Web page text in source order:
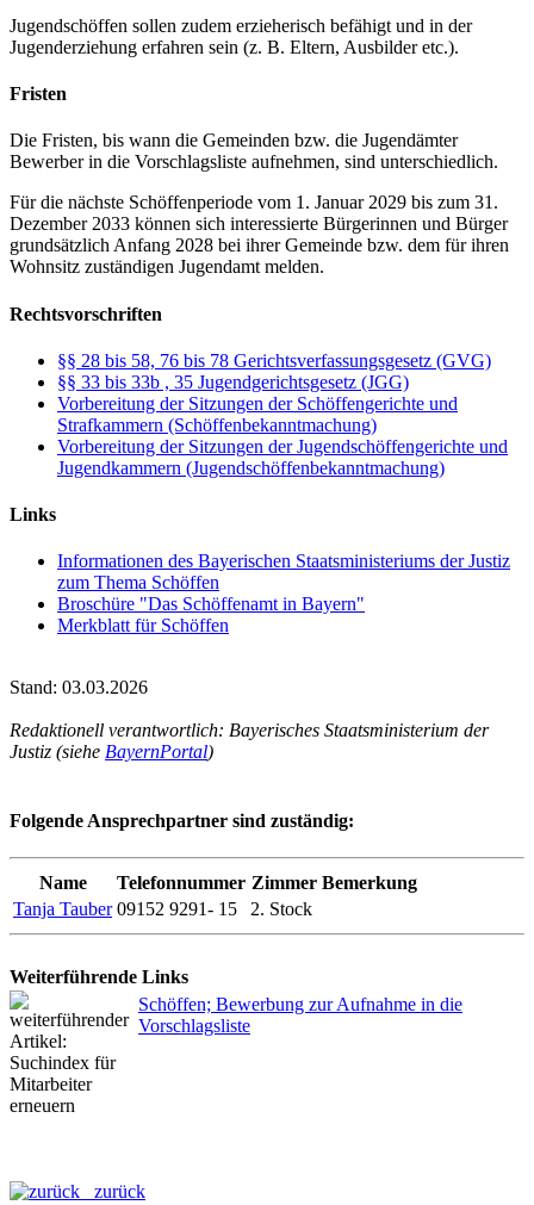
Jugendschöffen sollen zudem erzieherisch befähigt und in der
Jugenderziehung erfahren sein (z. B. Eltern, Ausbilder etc.).
Fristen
Die Fristen, bis wann die Gemeinden bzw. die Jugendämter
Bewerber in die Vorschlagsliste aufnehmen, sind unterschiedlich.
Für die nächste Schöffenperiode vom 1. Januar 2029 bis zum 31.
Dezember 2033 können sich interessierte Bürgerinnen und Bürger
grundsätzlich Anfang 2028 bei ihrer Gemeinde bzw. dem für ihren
Wohnsitz zuständigen Jugendamt melden.
Rechtsvorschriften
§§ 28 bis 58, 76 bis 78 Gerichtsverfassungsgesetz (GVG)
§§ 33 bis 33b , 35 Jugendgerichtsgesetz (JGG)
Vorbereitung der Sitzungen der Schöffengerichte und
Strafkammern (Schöffenbekanntmachung)
Vorbereitung der Sitzungen der Jugendschöffengerichte und
Jugendkammern (Jugendschöffenbekanntmachung)
Links
Informationen des Bayerischen Staatsministeriums der Justiz
zum Thema Schöffen
Broschüre "Das Schöffenamt in Bayern"
Merkblatt für Schöffen
Stand: 03.03.2026
Redaktionell verantwortlich: Bayerisches Staatsministerium der
Justiz (siehe BayernPortal)
Folgende Ansprechpartner sind zuständig:
Name Telefonnummer Zimmer Bemerkung
Tanja Tauber 09152 9291- 15 2. Stock
Weiterführende Links
Schöffen; Bewerbung zur Aufnahme in die
Vorschlagsliste
zurück